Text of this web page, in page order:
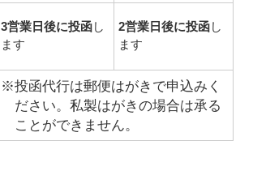
3営業日後に投函し
ます
2営業日後に投函し
ます
※投函代行は郵便はがきで申込みく
ださい。私製はがきの場合は承る
ことができません。